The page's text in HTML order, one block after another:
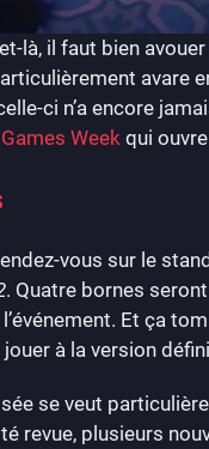
là, il faut bien
avare
ci n’a encore
Week qui
vous sur le
. Quatre bornes
Et ça
à la version
se veut
revue, plusieurs